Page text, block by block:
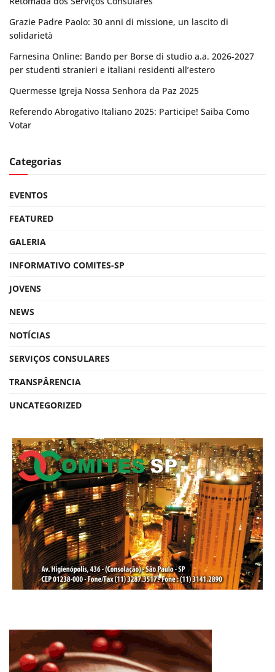
Grazie Padre Paolo: 30 anni di missione, un lascito di
solidarietà
Farnesina Online: Bando per Borse di studio a.a. 2026-2027
per studenti stranieri e italiani residenti all’estero
Quermesse Igreja Nossa Senhora da Paz 2025
Referendo Abrogativo Italiano 2025: Participe! Saiba Como
Votar
Categorias
EVENTOS
FEATURED
GALERIA
INFORMATIVO COMITES-SP
JOVENS
NEWS
NOTÍCIAS
SERVIÇOS CONSULARES
TRANSPÂRENCIA
UNCATEGORIZED